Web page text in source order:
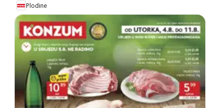
Plodine